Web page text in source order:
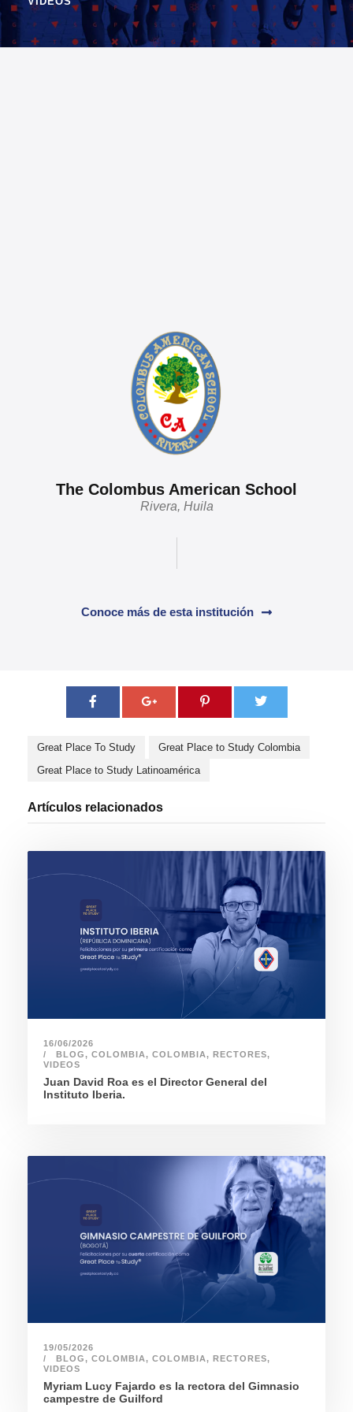
The Colombus American School
Rivera, Huila
Conoce más de esta institución
Great Place To Study
Great Place to Study Colombia
Great Place to Study Latinoamérica
Artículos relacionados
16/06/2026
BLOG, COLOMBIA, COLOMBIA, RECTORES,
VIDEOS
Juan David Roa es el Director General del
Instituto Iberia.
19/05/2026
BLOG, COLOMBIA, COLOMBIA, RECTORES,
VIDEOS
Myriam Lucy Fajardo es la rectora del Gimnasio
campestre de Guilford